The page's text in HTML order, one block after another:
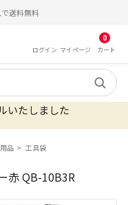
送料無料
ログイン マイ ページ
0
カート
いたしました
品 工具袋
赤 QB-10B3R